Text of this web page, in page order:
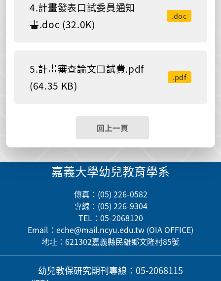
4.計畫發表口試委員通知
書.doc (32.0K)
.doc
5.計畫審查論文口試費.pdf
(64.35 KB)
.pdf
回上一頁
嘉義大學幼兒教育學系
傳真：(05) 226-0582
專線：(05) 226-9304
TEL：05-2068120
Email： eche@mail.ncyu.edu.tw (OIA OFFICE)
地址：621302嘉義縣民雄鄉文隆村85號
幼兒教保研究期刊專線：05-2068115